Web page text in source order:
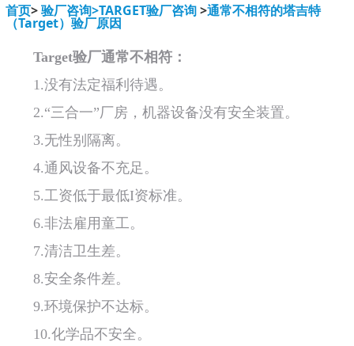
首页>验厂咨询>TARGET验厂咨询>通常不相符的塔吉特
（Target）验厂原因
Target验厂通常不相符：
1.没有法定福利待遇。
2.“三合一”厂房，机器设备没有安全装置。
3.无性别隔离。
4.通风设备不充足。
5.工资低于最低I资标准。
6.非法雇用童工。
7.清洁卫生差。
8.安全条件差。
9.环境保护不达标。
10.化学品不安全。